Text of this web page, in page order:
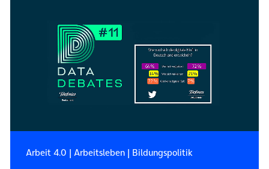
Arbeit 4.0 | Arbeitsleben| Bildungspolitik